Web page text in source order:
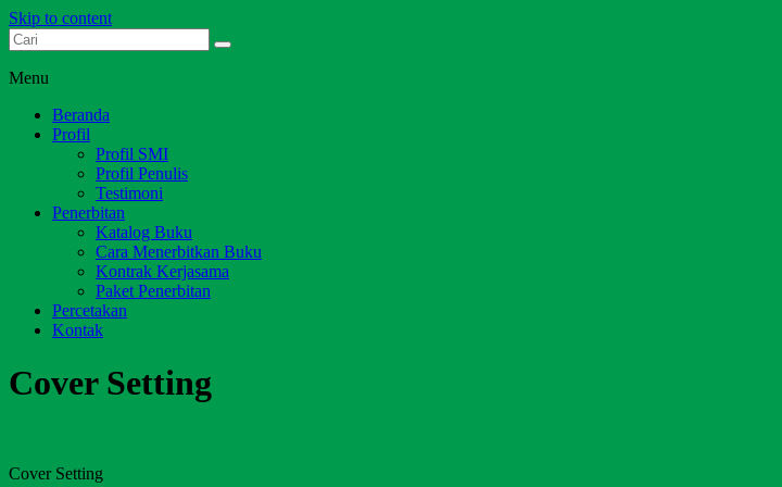
Skip to content
Dari Jambi untuk Indonesia
Menu
Beranda
Profil
Profil SMI
Profil Penulis
Testimoni
Penerbitan
Katalog Buku
Cara Menerbitkan Buku
Kontrak Kerjasama
Paket Penerbitan
Percetakan
Kontak
Cover Setting
Cover Setting